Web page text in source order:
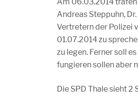
Andreas Steppuhn,
Vertretern der Polizei
01.07.2014 zu
zu legen. Ferner soll
fungieren sollen aber
Die SPD Thale sieht 2